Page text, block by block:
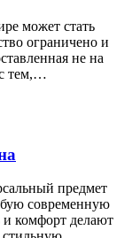
может стать
ограничено и
не на
тем,…
предмет
современную
и комфорт делают